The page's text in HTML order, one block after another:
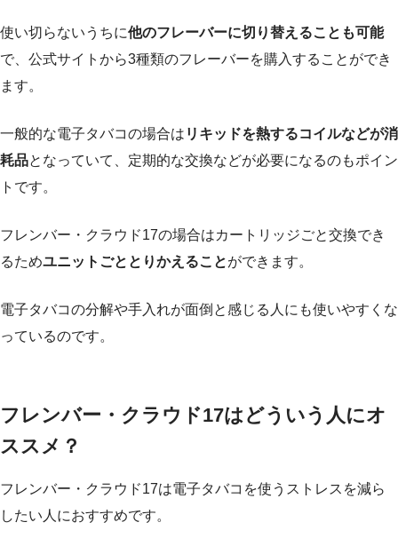
使い切らないうちに他のフレーバーに切り替えることも可能
で、公式サイトから3種類のフレーバーを購入することができ
ます。
一般的な電子タバコの場合は リキッドを熱するコイルなどが消
耗品となっていて、定期的な交換などが必要になるのもポイン
トです。
フレンバー・クラウド17の場合はカートリッジごと交換でき
るためユニットごととりかえることができます。
電子タバコの分解や手入れが面倒と感じる人にも使いやすくな
っているのです。
フレンバー・クラウド17はどういう人にオ
ススメ？
フレンバー・クラウド17は電子タバコを使うストレスを減ら
したい人におすすめです。